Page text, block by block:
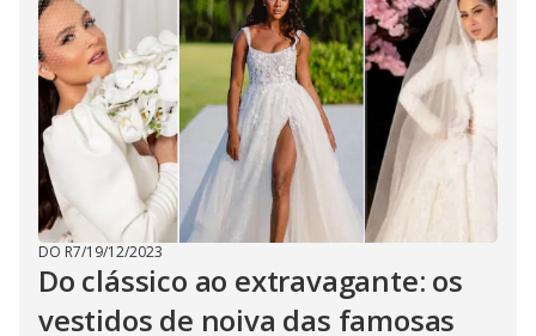
DO R7/19/12/2023
Do clássico ao extravagante: os
vestidos de noiva das famosas